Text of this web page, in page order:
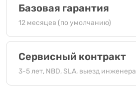
Базовая гарантия
12 месяцев (по умолчанию)
Сервисный контракт
3-5 лет, NBD, SLA, выезд инженера